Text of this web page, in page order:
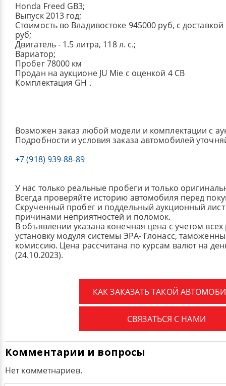
Honda Freed GB3;
Выпуск 2013 год;
Стоимость во Владивостоке 945000 руб, с
руб;
Двигатель - 1.5 литра, 118 л. с.;
Вариатор;
Пробег 78000 км
Продан на аукционе JU Mie с оценкой 4 CB
Комплектация GH .
Возможен заказ любой модели и комплектации с
Подробности и условия заказа автомобилей
+7 (918) 939-88-89
У нас только реальные пробеги и только
Всегда проверяйте историю автомобиля перед
Скрученный пробег и поддельный аукционный лист
причинами неприятностей и поломок.
В объявлении указана конечная цена с учетом
установку модуля системы ЭРА- Глонасс,
комиссию. Цена рассчитана по курсам валют на
(24.10.2023).
КАК ЗАКАЗАТЬ ТАКОЙ
СВЯЗАТЬСЯ С НАМИ
Комментарии и вопросы
Нет комметнариев.